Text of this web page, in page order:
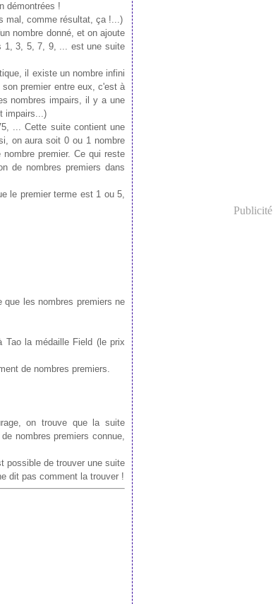
démontrées !
mal, comme résultat, ça !...)
nombre donné, et on ajoute
1, 3, 5, 7, 9, ... est une suite
il existe un nombre infini
premier entre eux, c'est à
nombres impairs, il y a une
impairs...)
... Cette suite contient une
on aura soit 0 ou 1 nombre
premier. Ce qui reste
de nombres premiers dans
le premier terme est 1 ou 5,
les nombres premiers ne
Tao la médaille Field (le prix
de nombres premiers.
on trouve que la suite
nombres premiers connue,
possible de trouver une suite
dit pas comment la trouver !
Publicité